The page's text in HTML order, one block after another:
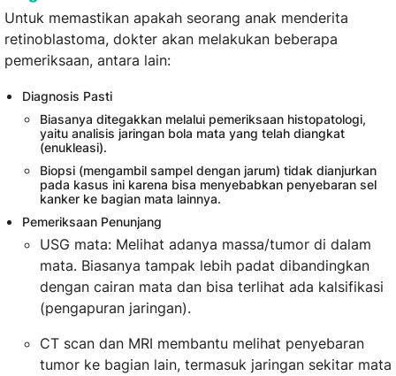
Untuk memastikan apakah seorang anak menderita
retinoblastoma, dokter akan melakukan beberapa
pemeriksaan, antara lain:
Diagnosis Pasti
Biasanya ditegakkan melalui pemeriksaan histopatologi,
yaitu analisis jaringan bola mata yang telah diangkat
(enukleasi).
Biopsi (mengambil sampel dengan jarum) tidak dianjurkan
pada kasus ini karena bisa menyebabkan penyebaran sel
kanker ke bagian mata lainnya.
Pemeriksaan Penunjang
USG mata: Melihat adanya massa/tumor di dalam
mata. Biasanya tampak lebih padat dibandingkan
dengan cairan mata dan bisa terlihat ada kalsifikasi
(pengapuran jaringan).
CT scan dan MRI membantu melihat penyebaran
tumor ke bagian lain, termasuk jaringan sekitar mata